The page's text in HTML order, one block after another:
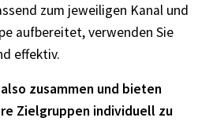
zum jeweiligen Kanal und
aufbereitet, verwenden Sie
effektiv.
zusammen und bieten
Zielgruppen individuell zu